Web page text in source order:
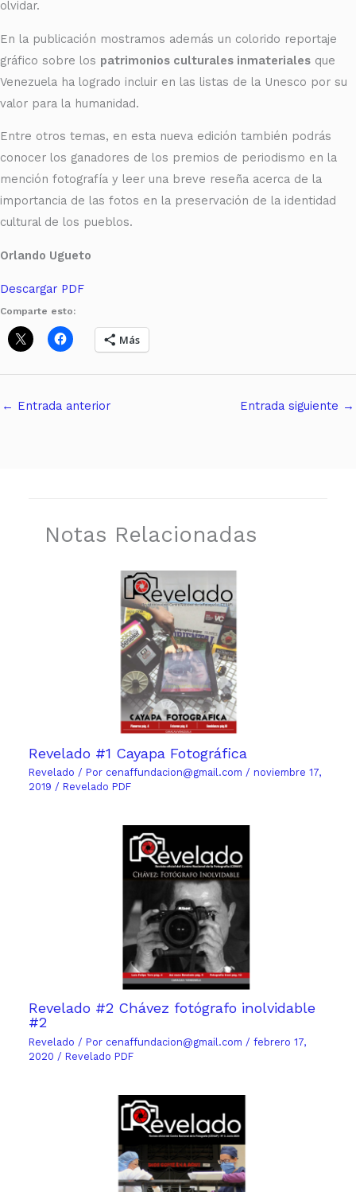
olvidar.
En la publicación mostramos además un colorido reportaje
gráfico sobre los patrimonios culturales inmateriales que
Venezuela ha logrado incluir en las listas de la Unesco por su
valor para la humanidad.
Entre otros temas, en esta nueva edición también podrás
conocer los ganadores de los premios de periodismo en la
mención fotografía y leer una breve reseña acerca de la
importancia de las fotos en la preservación de la identidad
cultural de los pueblos.
Orlando Ugueto
Descargar PDF
Comparte esto:
Más
← Entrada anterior Entrada siguiente →
Notas Relacionadas
Revelado #1 Cayapa Fotográfica
Revelado / Por cenaffundacion@gmail.com / noviembre 17,
2019 / Revelado PDF
Revelado #2 Chávez fotógrafo inolvidable
#2
Revelado / Por cenaffundacion@gmail.com /febrero 17,
2020 / Revelado PDF